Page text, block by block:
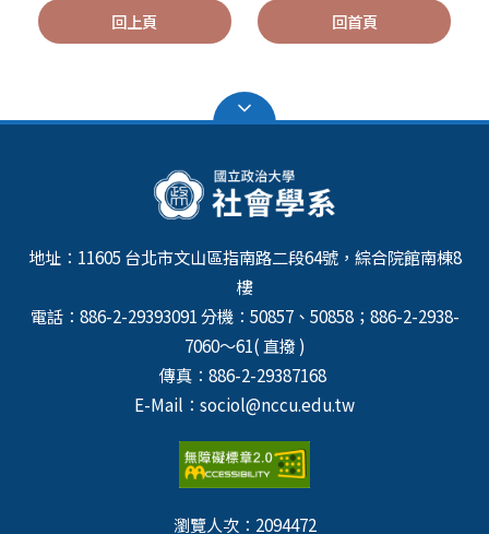
回上頁 回首頁
地址：11605 台北市文山區指南路二段64號，綜合院館南棟8
樓
電話：886-2-29393091 分機：50857、50858；886-2-2938-
7060～61( 直撥 )
傳真：886-2-29387168
E-Mail：sociol@nccu.edu.tw
瀏覽人次： 2094472